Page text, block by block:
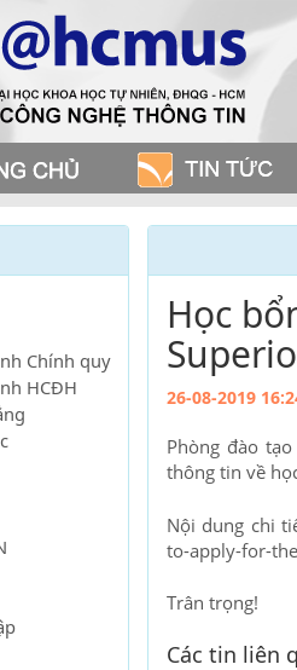
Chính quy
HCĐH
Học
26-08-2019
Phòng đào
thông tin về
Nội dung chi
to-apply-for-
Trân trọng!
Các tin liên